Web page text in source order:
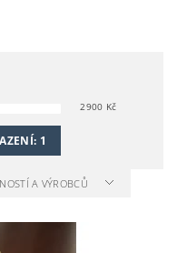
2900 Kč
1
A VÝROBCŮ